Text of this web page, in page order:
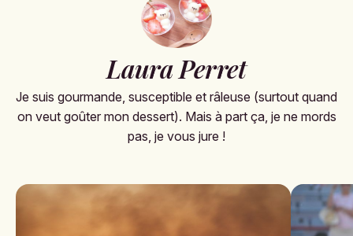
Laura Perret
Je suis gourmande, susceptible et râleuse (surtout quand
on veut goûter mon dessert). Mais à part ça, je ne mords
pas, je vous jure !